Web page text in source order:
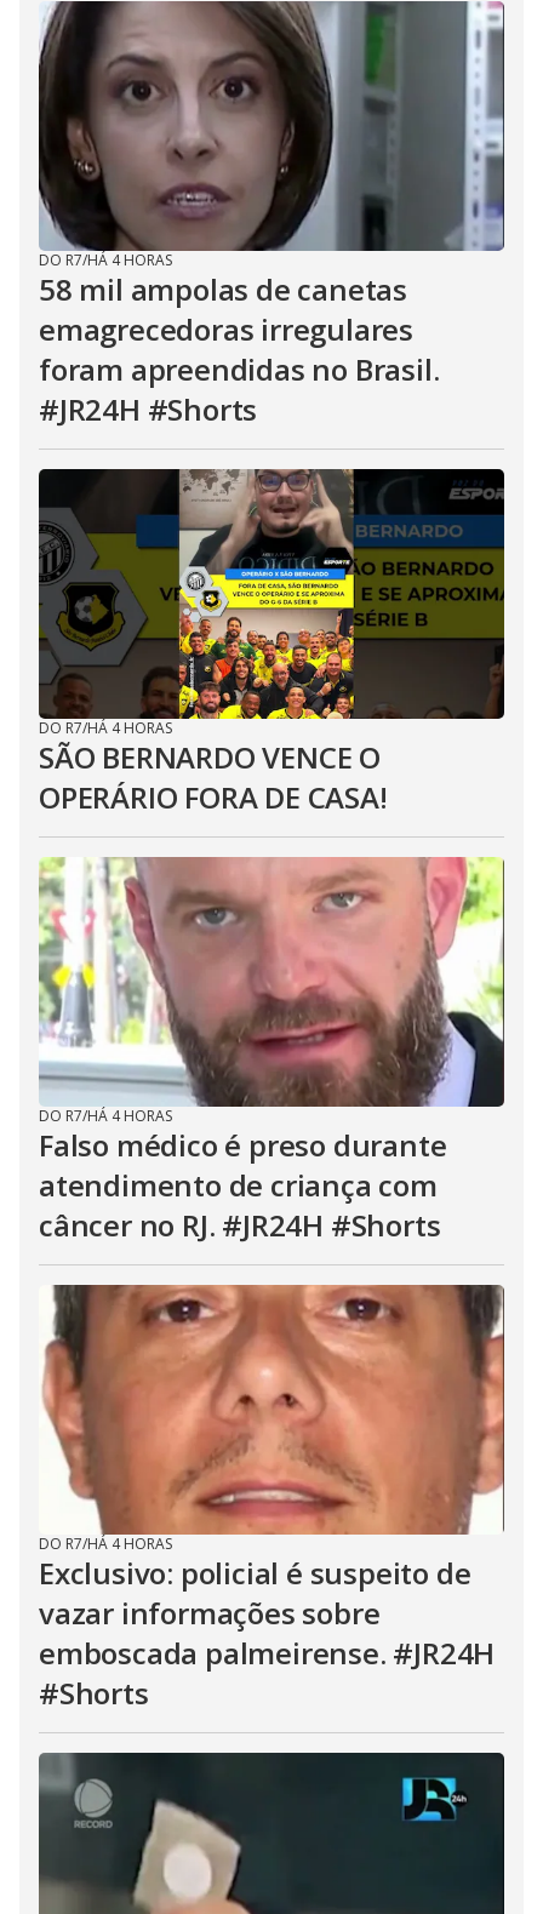
DO R7/HÁ 4 HORAS
58 mil ampolas de canetas
emagrecedoras irregulares
foram apreendidas no Brasil.
#JR24H #Shorts
DO R7/HÁ 4 HORAS
SÃO BERNARDO VENCE O
OPERÁRIO FORA DE CASA!
DO R7/HÁ 4 HORAS
Falso médico é preso durante
atendimento de criança com
câncer no RJ. #JR24H #Shorts
DO R7/HÁ 4 HORAS
Exclusivo: policial é suspeito de
vazar informações sobre
emboscada palmeirense. #JR24H
#Shorts